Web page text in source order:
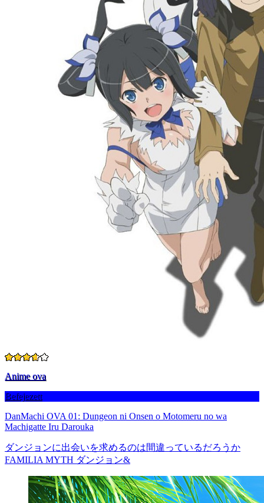
Anime ova
Befejezett
DanMachi OVA 01: Dungeon ni Onsen o Motomeru no wa
Machigatte Iru Darouka
ダンジョンに出会いを求めるのは間違っているだろうか
FAMILIA MYTH ダンジョン&